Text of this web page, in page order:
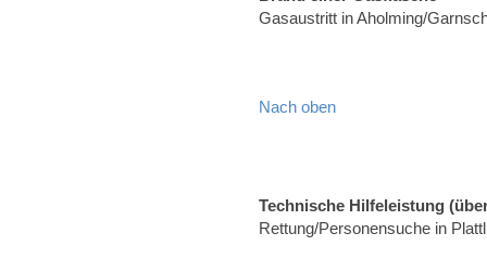
Gasaustritt in Aholming/
Nach oben
Technische Hilfeleistung
Rettung/Personensuche in